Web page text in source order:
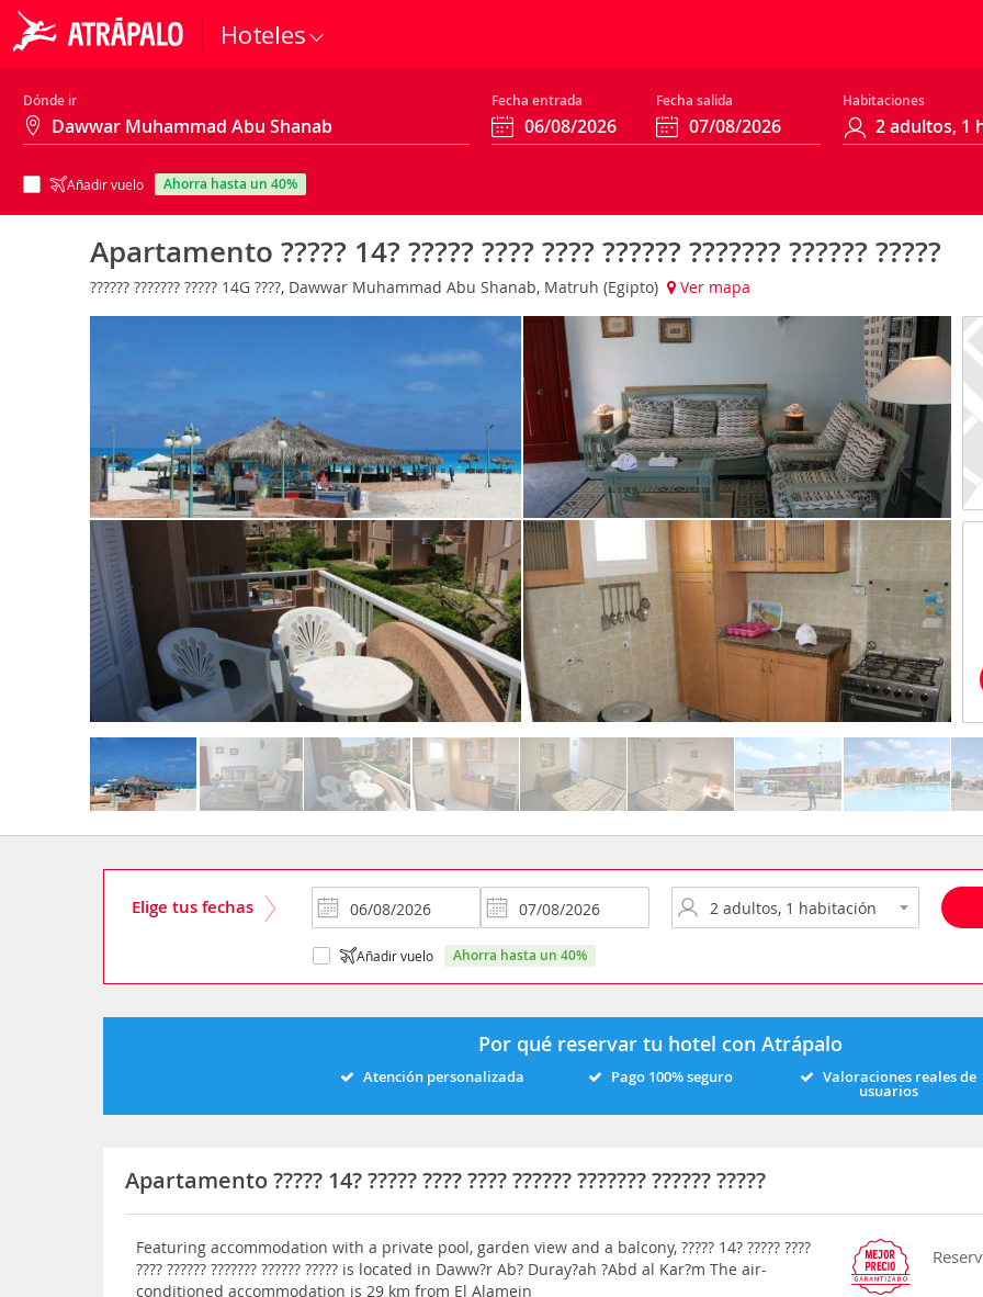
Hoteles
Dónde ir Fecha entrada Fecha salida Habitaciones
Añadir vuelo ahorra hasta un 40%
Apartamento ????? 14? ????? ???? ???? ?????? ??????? ?????? ?????
?????? ??????? ????? 14G ????, Dawwar Muhammad Abu Shanab, Matruh (Egipto) Ver mapa
Elige tus fechas
Añadir vuelo ahorra hasta un 40%
Por qué reservar tu hotel con Atrápalo
Atención personalizada Pago 100% seguro Valoraciones reales de
usuarios
Apartamento ????? 14? ????? ???? ???? ?????? ??????? ?????? ?????
Featuring accommodation with a private pool, garden view and a balcony, ????? 14? ????? ????
???? ?????? ??????? ?????? ????? is located in Daww?r Ab? Duray?ah ?Abd al Kar?m The air-
conditioned accommodation is 29 km from El Alamein